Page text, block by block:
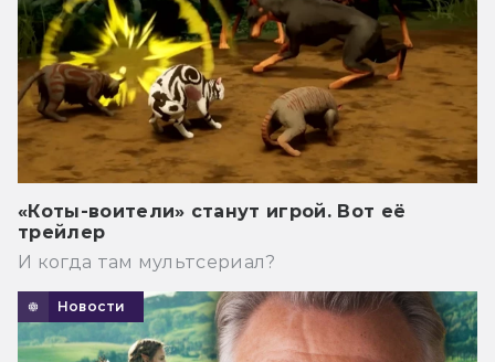
«Коты-воители» станут игрой. Вот её
трейлер
И когда там мультсериал?
Новости